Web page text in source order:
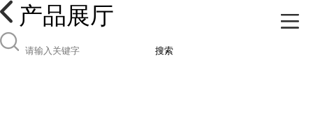
产品展厅
搜索